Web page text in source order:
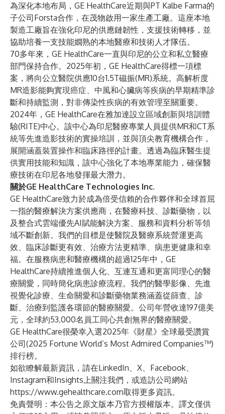
為深化本地布局，GE HealthCare近期與PT Kalbe Farma的
子公司Forsta合作，在茂物啟用一家生產工廠。這座本地
製造工廠旨在強化印尼的供應鏈韌性，支援技術轉移，並
協助培養一支技能嫺熟的本地醫療和技術人才隊伍。
70多年來，GE HealthCare一直與印尼的公立和私立醫療
部門保持合作。2025年初，GE HealthCare得標一項標
案，將向公立醫院供應10台1.5T磁振(MR)系統。高解析度
MR造影能夠實現癌症、中風和心臟病等疾病的早期精準診
斷和持續監測，對非傳染性疾病的有效管理至關重要。
2024年，GE HealthCare在雅加達設立區域創新與培訓體
驗(RITE)中心。該中心為印尼醫療專業人員提供MR和CT系
統等先進造影技術的實操培訓，並與頂尖教育機構合作，
展開涵蓋裝置操作和臨床路徑的計畫。透過為臨床醫生提
供實用技能和知識，該中心強化了本地專業能力，確保醫
療技術在印尼各地發揮最大潛力。
關於GE HealthCare Technologies Inc.
GE HealthCare致力於成為倍受信賴的合作夥伴和全球首屈
一指的醫療解決方案供應商，在醫療科技、診斷藥物，以
及整合式雲端優先AI賦能解決方案、服務和資料分析等領
域不斷創新。我們的目標是使醫院及醫療系統營運更高
效、臨床診斷更有效、治療方法更精準、病患更健康和幸
福。在服務病患和醫療機構的超過125年中，GE
HealthCare持續推進個人化、互連互通和更富同理心的醫
療關愛，同時簡化病患診療流程。我們的醫學影像、先進
視覺化診療、生命關愛和診斷藥物業務涵蓋從篩查、診
斷、治療到監護各環節的醫療關愛。公司年營收達197億美
元，全球約53,000名員工同心共創無界的醫療關愛。
GE HealthCare很榮幸入選2025年《財星》全球最受讚賞
公司(2025 Fortune World’s Most Admired Companies™)
排行榜。
如欲瞭解最新資訊，請在LinkedIn、 X、 Facebook、
Instagram和Insights上關注我們，或造訪公司網站
https://www.gehealthcare.com取得更多資訊。
免責聲明：本公告之原文版本乃官方授權版本。譯文僅供